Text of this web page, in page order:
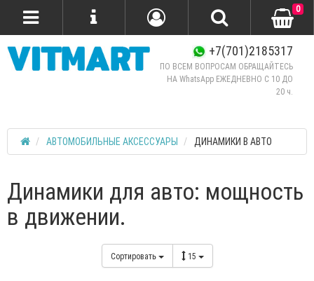
+7(701)2185317
ПО ВСЕМ ВОПРОСАМ ОБРАЩАЙТЕСЬ
НА WhatsApp ЕЖЕДНЕВНО C 10 ДО
20 ч.
0
АВТОМОБИЛЬНЫЕ АКСЕССУАРЫ ДИНАМИКИ В АВТО
Динамики для авто: мощность
в движении.
Сортировать 15